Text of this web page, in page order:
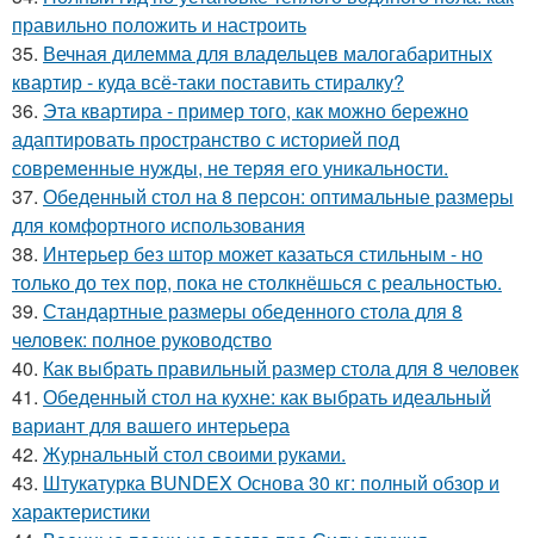
правильно положить и настроить
35. Вечная дилемма для владельцев малогабаритных
квартир - куда всё-таки поставить стиралку?
36. Эта квартира - пример того, как можно бережно
адаптировать пространство с историей под
современные нужды, не теряя его уникальности.
37. Обеденный стол на 8 персон: оптимальные размеры
для комфортного использования
38. Интерьер без штор может казаться стильным - но
только до тех пор, пока не столкнёшься с реальностью.
39. Стандартные размеры обеденного стола для 8
человек: полное руководство
40. Как выбрать правильный размер стола для 8 человек
41. Обеденный стол на кухне: как выбрать идеальный
вариант для вашего интерьера
42. Журнальный стол своими руками.
43. Штукатурка BUNDEX Основа 30 кг: полный обзор и
характеристики